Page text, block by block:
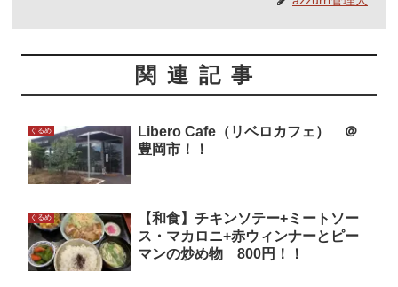
関連記事
ぐるめ
Libero Cafe（リベロカフェ） ＠
豊岡市！！
ぐるめ
【和食】チキンソテー+ミートソー
ス・マカロニ+赤ウィンナーとピー
マンの炒め物 800円！！